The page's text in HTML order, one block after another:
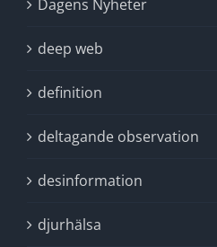
Dagens Nyheter
deep web
definition
deltagande observation
desinformation
djurhälsa